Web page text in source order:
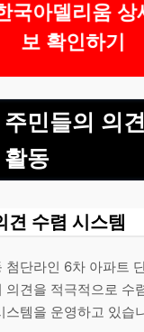
국아델리움 상
보 확인하기
민들의 의
동
견 수렴 시스템
첨단라인 6차 아파트
의견을 적극적으로 수
스템을 운영하고 있습